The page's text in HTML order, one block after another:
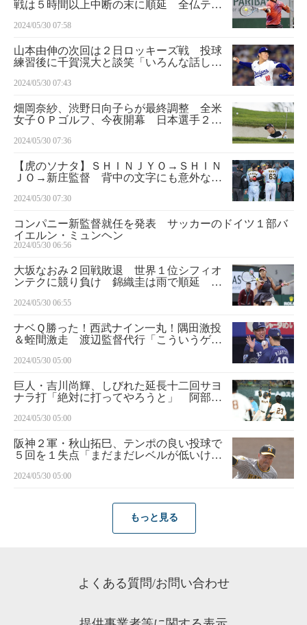
戦は５時間以上中断の末に順延 全仏テニ
2024/05/30 07:58
山本由伸の次回は２日ロッキーズ戦 投球
練習後に千賀滉大と談笑「いろんな話し
2024/05/30 07:43
畑岡奈紗、渋野日向子らが最終調整 全米
女子ＯＰゴルフ、今夜開幕 日本選手２１
2024/05/30 07:36
【虎のソナタ】ＳＨＩＮＪＹＯ→ＳＨＩＮ
ＪＯ→新庄監督 背中の文字にも意外な歴
2024/05/30 07:30
コンパニー新監督就任を発表 サッカーのドイツ１部バ
イエルン・ミュンヘン
2024/05/30 06:56
大坂なおみ２回戦敗退 世界１位シフィオ
ンテクに競り負け 錦織圭は雨で順延 全
2024/05/30 06:55
ナベＱ勝った！西武ナイン一丸！隅田激投
＆蛭間激走 渡辺監督代行「こういうゲー
2024/05/30 05:00
巨人・吉川尚輝、しびれた延長十二回サヨ
ナラ打「絶対に打ってやろうと」 阿部監
2024/05/30 05:00
阪神２軍・秋山拓巳、テンポの良い投球で
５回を１失点「まだまだレベルが低いけ
2024/05/30 05:00
もっと見る
よくある質問/お問い合わせ